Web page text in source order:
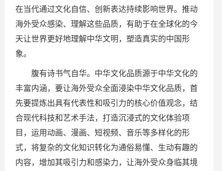
在当代通过文化自信、创新表达持续影响世界。推动
海外受众感染、理解这些品质，有助于在全球化的今
天让世界更好地理解中华文明，塑造真实的中国形
象。
腹有诗书气自华。中华文化品质源于中华文化的
丰富内涵，要让海外受众全面浸染中华文化品质，首
先要提炼出具有代表性和吸引力的核心价值观念，结
合现代科技和艺术手法，打造沉浸式的文化体验项
目，运用动画、漫画、短视频、音乐等多样化的形
式，将复杂的文化知识转化为通俗易懂、生动有趣的
内容，增加其吸引力和感染力，让海外受众身临其境